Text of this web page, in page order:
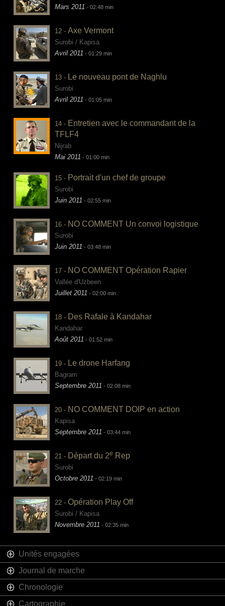
Mars 2011 - 02:48 min
12 -Axe Vermont
Surobi / Kapisa
Avril 2011 - 01:29 min
13 - Le nouveau pont de Naghlu
Surobi
Avril 2011 - 01:05 min
14 - Entretien avec le commandant de la
TFLF4
Nijrab
Mai 2011 - 01:00 min
15 - Portrait d'un chef de groupe
Surobi
Juin 2011 - 02:55 min
16 - NO COMMENT Un convoi logistique
Surobi
Juin 2011 - 03:48 min
17 - NO COMMENT Opération Rapier
Vallée d'Uzbeen
Juillet 2011 - 02:00 min
18 - Des Rafale à Kandahar
Kandahar
Août 2011 - 01:52 min
19 - Le drone Harfang
Bagram
Septembre 2011 - 02:08 min
20 - NO COMMENT DOIP en action
Kapisa
Septembre 2011 - 03:44 min
21 - Départ du 2e Rep
Surobi
Octobre 2011 - 02:19 min
22 -Opération Play Off
Surobi / Kapisa
Novembre 2011 - 02:35 min
Unités engagées
Journal de marche
Chronologie
Cartographie